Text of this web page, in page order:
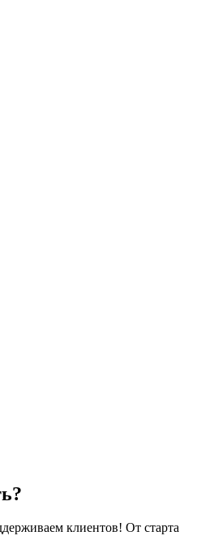
клиентов! От старта